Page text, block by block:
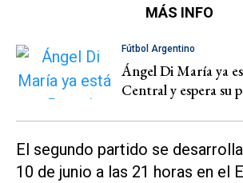
MÁS INFO
Fútbol Argentino
Ángel Di María ya
Central y espera su
El segundo partido se
10 de junio a las 21 horas en el